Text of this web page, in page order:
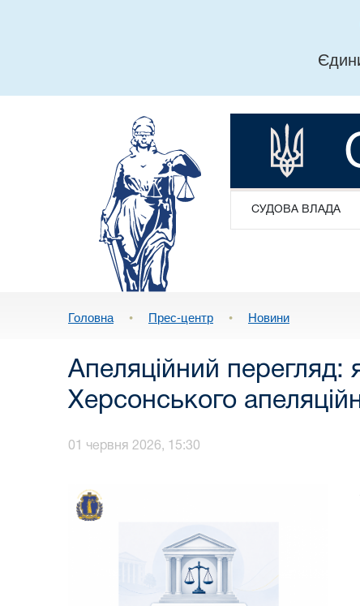
СУДОВА ВЛАДА
Головна • Прес-центр • Новини
Апеляційний перегляд:
Херсонського
01 червня 2026, 15:30